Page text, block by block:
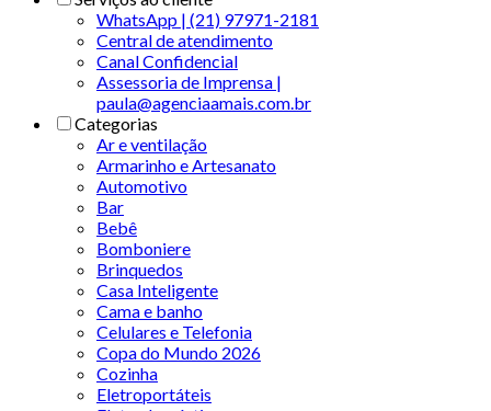
WhatsApp | (21) 97971-2181
Central de atendimento
Canal Confidencial
Assessoria de Imprensa |
paula@agenciaamais.com.br
Categorias
Ar e ventilação
Armarinho e Artesanato
Automotivo
Bar
Bebê
Bomboniere
Brinquedos
Casa Inteligente
Cama e banho
Celulares e Telefonia
Copa do Mundo 2026
Cozinha
Eletroportáteis